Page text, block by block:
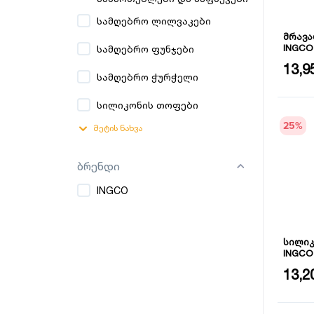
სამღებრო ლილვაკები
სამღებრო ფუნჯები
სამღებრო ჭურჭელი
სილიკონის თოფები
მეტის ნახვა
ბრენდი
INGCO
ზომა:
25%
სისქე: